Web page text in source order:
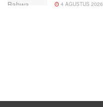
4 AGUSTUS 2026